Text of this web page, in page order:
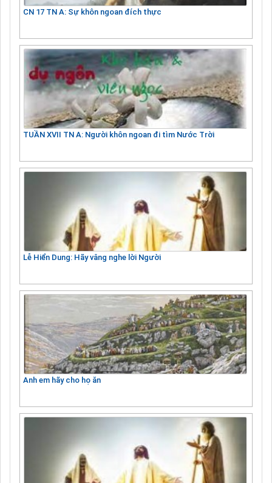
CN 17 TN A: Sự khôn ngoan đích thực
TUẦN XVII TN A: Người khôn ngoan đi tìm Nước Trời
Lễ Hiển Dung: Hãy vâng nghe lời Người
Anh em hãy cho họ ăn